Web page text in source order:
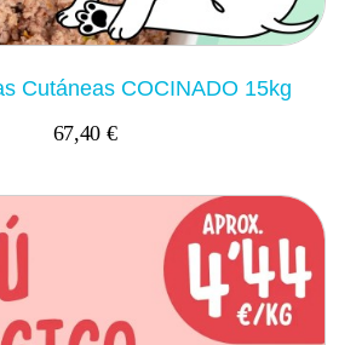
Cutáneas COCINADO 15kg
67,40 €